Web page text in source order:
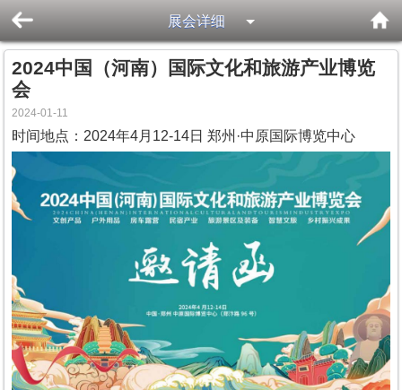
展会详细
2024中国（河南）国际文化和旅游产业博览
会
2024-01-11
时间地点：2024年4月12-14日 郑州·中原国际博览中心